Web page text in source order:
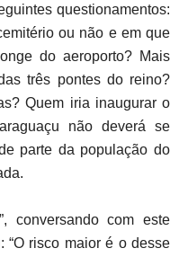
questionamentos:
ou não e em que
do aeroporto? Mais
três pontes do reino?
Quem iria inaugurar o
não deverá se
parte da população do
conversando com este
“O risco maior é o desse